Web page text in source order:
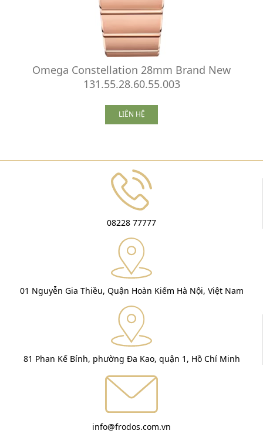
Omega Constellation 28mm Brand New
131.55.28.60.55.003
LIÊN HỆ
08228 77777
01 Nguyễn Gia Thiều, Quận Hoàn Kiếm Hà Nội, Việt Nam
81 Phan Kế Bính, phường Đa Kao, quận 1, Hồ Chí Minh
info@frodos.com.vn